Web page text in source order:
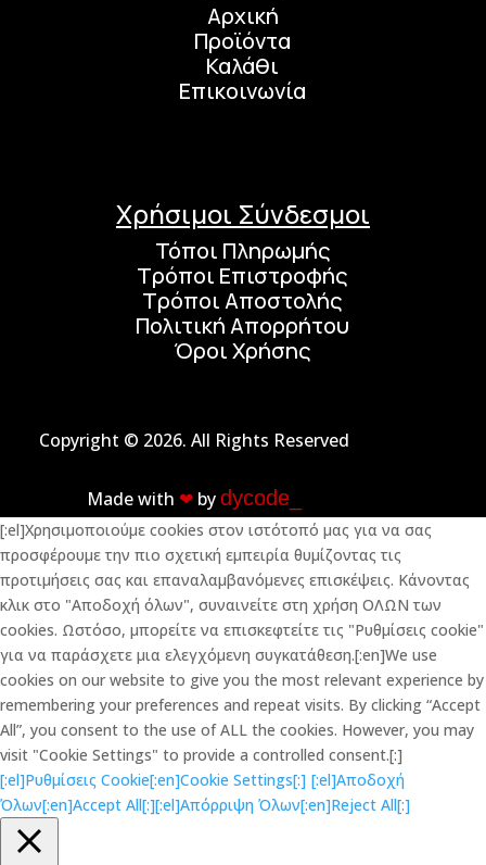
Αρχική
Προϊόντα
Καλάθι
Επικοινωνία
Χρήσιμοι Σύνδεσμοι
Τόποι Πληρωμής
Τρόποι Επιστροφής
Τρόποι Αποστολής
Πολιτική Απορρήτου
Όροι Χρήσης
Copyright © 2026. All Rights Reserved
Made with ❤︎ bydycode_
[:el]Χρησιμοποιούμε cookies στον ιστότοπό μας για να σας
προσφέρουμε την πιο σχετική εμπειρία θυμίζοντας τις
προτιμήσεις σας και επαναλαμβανόμενες επισκέψεις. Κάνοντας
κλικ στο "Αποδοχή όλων", συναινείτε στη χρήση ΟΛΩΝ των
cookies. Ωστόσο, μπορείτε να επισκεφτείτε τις "Ρυθμίσεις cookie"
για να παράσχετε μια ελεγχόμενη συγκατάθεση.[:en]We use
cookies on our website to give you the most relevant experience by
remembering your preferences and repeat visits. By clicking “Accept
All”, you consent to the use of ALL the cookies. However, you may
visit "Cookie Settings" to provide a controlled consent.[:]
[:el]Ρυθμίσεις Cookie[:en]Cookie Settings[:] [:el]Αποδοχή
Όλων[:en]Accept All[:][:el]Απόρριψη Όλων[:en]Reject All[:]